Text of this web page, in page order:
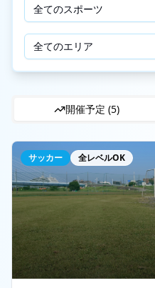
全てのスポーツ
全てのエリア
開催予定 (5)
サッカー 全レベルOK